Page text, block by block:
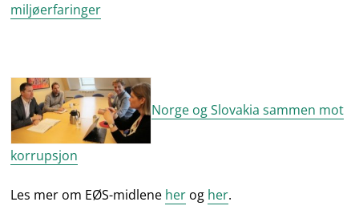
miljøerfaringer
Norge og Slovakia sammen mot
korrupsjon
Les mer om EØS-midlene her og her.